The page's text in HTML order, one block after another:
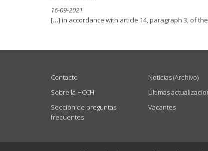
16-09-2021
[…] in accordance with article 14, paragraph 3, of
Contacto
Sobre la HCCH
Sección de preguntas
frecuentes
Noticias (Archivo)
Últimas
Vacantes